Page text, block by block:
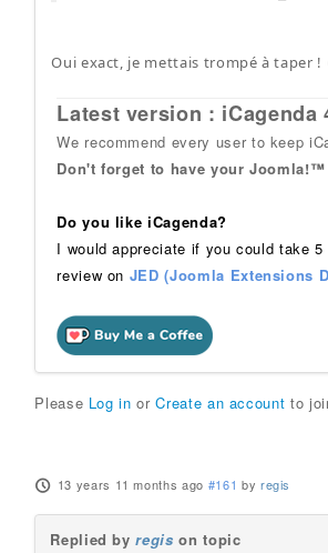
Oui exact, je mettais trompé à taper !
Latest version : iCagenda
We recommend every user to keep
Don't forget to have your Joomla!™
Do you like iCagenda?
I would appreciate if you could take
review on JED (Joomla Extensions
Please Log in orCreate an account to
13 years 11 months ago #161 by regis
Replied byregis on topic